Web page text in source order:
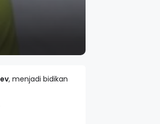
, menjadi bidikan